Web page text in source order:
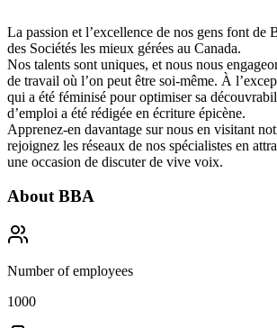
La passion et l’excellence de nos gens font de
des Sociétés les mieux gérées au Canada.
Nos talents sont uniques, et nous nous
de travail où l’on peut être soi-même. À
qui a été féminisé pour optimiser sa
d’emploi a été rédigée en écriture épicène.
Apprenez-en davantage sur nous en visitant
rejoignez les réseaux de nos spécialistes en
une occasion de discuter de vive voix.
About BBA
Number of employees
1000